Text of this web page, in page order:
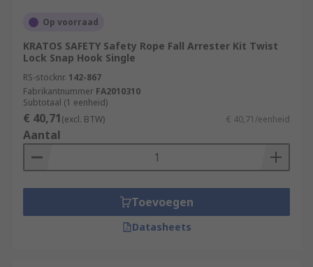
Op voorraad
KRATOS SAFETY Safety Rope Fall Arrester Kit Twist
Lock Snap Hook Single
RS-stocknr. 142-867
Fabrikantnummer FA2010310
Subtotaal (1 eenheid)
€ 40,71(excl. BTW) € 40,71/eenheid
Aantal
Toevoegen
Datasheets